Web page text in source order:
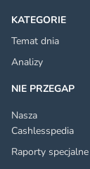
KATEGORIE
Temat dnia
Analizy
NIE PRZEGAP
Nasza
Cashlesspedia
Raporty specjalne